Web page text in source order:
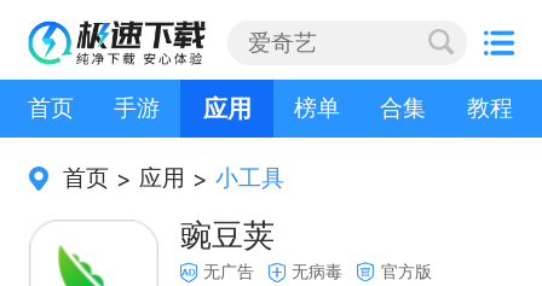
首页 手游 应用 榜单 合集 教程
首页 > 应用 > 小工具
豌豆荚
无广告 无病毒
官方版